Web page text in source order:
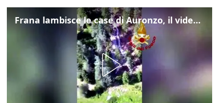
Frana lambisce le case di Auronzo, il video dall'elicottero dei vigili del fuoco